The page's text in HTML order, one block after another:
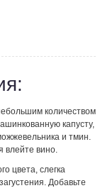
количеством
капусту,
и тмин.
влейте вино.
цвета, слегка
Добавьте